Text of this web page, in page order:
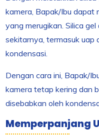
kamera, Bapak/Ibu dapat
yang merugikan. Silica
sekitarnya, termasuk uap
kondensasi.
Dengan cara ini, Bapak/
kamera tetap kering dan
disebabkan oleh
Memperpanjang